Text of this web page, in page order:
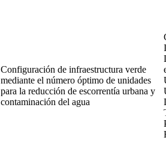
Configuración de infraestructura verde
mediante el número óptimo de unidades
para la reducción de escorrentía urbana y
contaminación del agua